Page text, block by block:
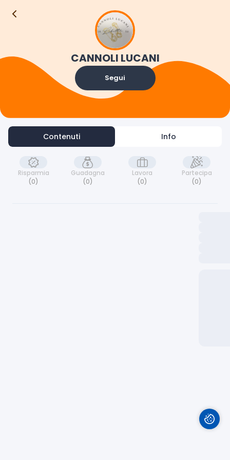
CANNOLI LUCANI
Segui
Contenuti Info
Risparmia
(0)
Guadagna
(0)
Lavora
(0)
Partecipa
(0)